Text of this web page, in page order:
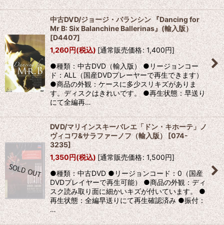
中古DVD/ジョージ・バランシン 『Dancing for
Mr B: Six Balanchine Ballerinas』(輸入版）
[D4407]
1,260円(税込)[通常販売価格: 1,400円]
●種類：中古DVD（輸入版） ●リージョンコー
ド：ALL（国産DVDプレーヤーで再生できます）
●商品の外観：ケースに多少スリキズがありま
す。ディスクはきれいです。 ●再生状態：早送り
にて全編再…
DVD/マリインスキーバレエ「ドン・キホーテ」ノ
ヴィコワ&サラファーノフ（輸入版） [074-
3235]
1,350円(税込)[通常販売価格: 1,500円]
●種類：中古DVD ●リージョンコード：0（国産
DVDプレイヤーで再生可能） ●商品の外観：ディ
スク読み取り面に細かいキズが付いています。 ●
再生状態：全編早送りにて再生確認済み ●振付：
…